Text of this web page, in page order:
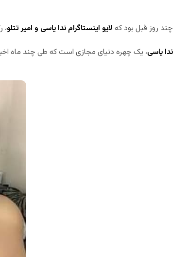
چند روز قبل بود که لایو اینستاگرام ندا یاسی و امیر تتلو،
ندا یاسی، یک چهره دنیای مجازی است که طی چند ماه